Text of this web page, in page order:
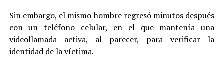
Sin embargo, el mismo hombre regresó minutos después
con un teléfono celular, en el que mantenía una
videollamada activa, al parecer, para verificar la
identidad de la víctima.